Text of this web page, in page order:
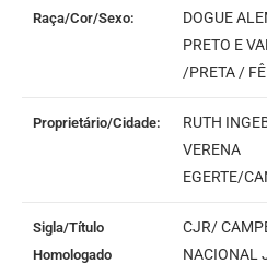
Raça/Cor/Sexo:
DOGUE
PRETO E
/PRETA /
Proprietário/Cidade:
RUTH
VERENA
EGERTE/
Sigla/Título
Homologado
CJR/
NACIONAL